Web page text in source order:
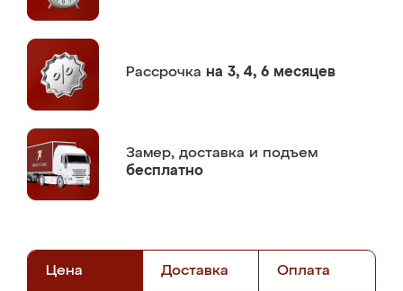
Рассрочка на 3, 4, 6 месяцев
Замер, доставка и подъем
бесплатно
Цена Доставка Оплата